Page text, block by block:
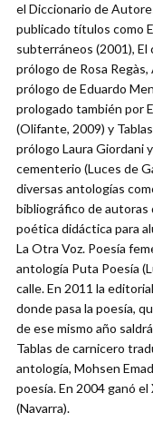
el Diccionario de
publicado títulos como
subterráneos (2001), El
prólogo de Rosa
prólogo de Eduardo
prologado también por
(Olifante, 2009) y
prólogo Laura Giordani
cementerio (Luces de
diversas antologías
bibliográfico de autoras
poética didáctica para
La Otra Voz. Poesía
antología Puta Poesía
calle. En 2011 la
donde pasa la poesía,
de ese mismo año
Tablas de carnicero
antología, Mohsen
poesía. En 2004 ganó
(Navarra).